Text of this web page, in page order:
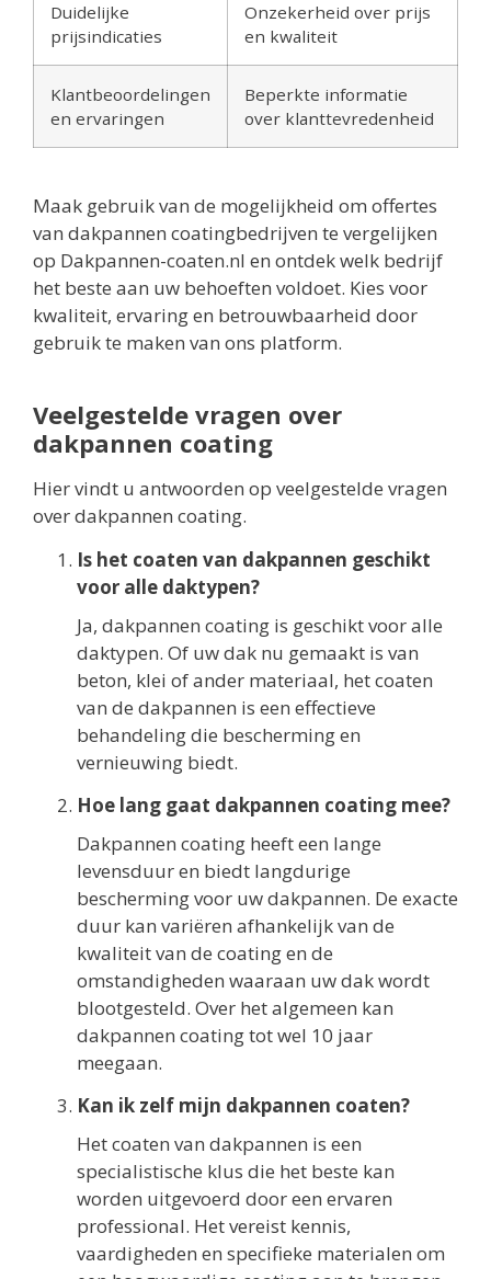
Duidelijke
prijsindicaties
Onzekerheid over prijs
en kwaliteit
Klantbeoordelingen
en ervaringen
Beperkte informatie
over klanttevredenheid
Maak gebruik van de mogelijkheid om offertes
van dakpannen coatingbedrijven te vergelijken
op Dakpannen-coaten.nl en ontdek welk bedrijf
het beste aan uw behoeften voldoet. Kies voor
kwaliteit, ervaring en betrouwbaarheid door
gebruik te maken van ons platform.
Veelgestelde vragen over
dakpannen coating
Hier vindt u antwoorden op veelgestelde vragen
over dakpannen coating.
Is het coaten van dakpannen geschikt
voor alle daktypen?
Ja, dakpannen coating is geschikt voor alle
daktypen. Of uw dak nu gemaakt is van
beton, klei of ander materiaal, het coaten
van de dakpannen is een effectieve
behandeling die bescherming en
vernieuwing biedt.
Hoe lang gaat dakpannen coating mee?
Dakpannen coating heeft een lange
levensduur en biedt langdurige
bescherming voor uw dakpannen. De exacte
duur kan variëren afhankelijk van de
kwaliteit van de coating en de
omstandigheden waaraan uw dak wordt
blootgesteld. Over het algemeen kan
dakpannen coating tot wel 10 jaar
meegaan.
Kan ik zelf mijn dakpannen coaten?
Het coaten van dakpannen is een
specialistische klus die het beste kan
worden uitgevoerd door een ervaren
professional. Het vereist kennis,
vaardigheden en specifieke materialen om